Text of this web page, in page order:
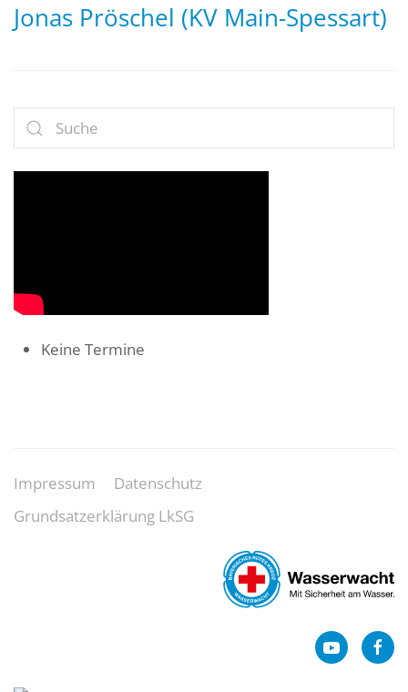
Jonas Pröschel (KV Main-Spessart)
Keine Termine
Impressum
Datenschutz
Grundsatzerklärung LkSG